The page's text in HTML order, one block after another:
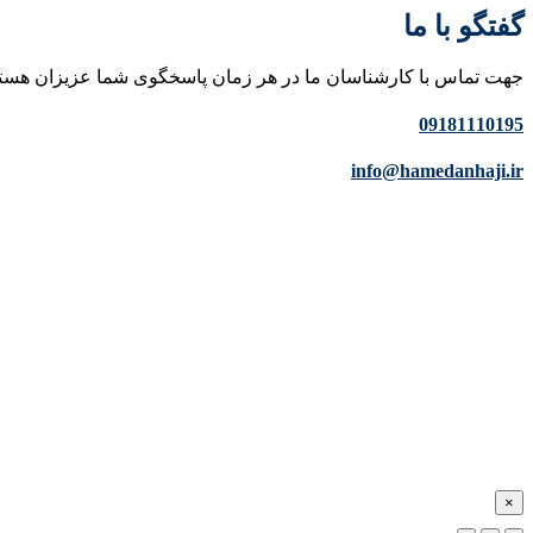
گفتگو با ما
جهت تماس با کارشناسان ما در هر زمان پاسخگوی شما عزیزان
09181110195
info@hamedanhaji.ir
×